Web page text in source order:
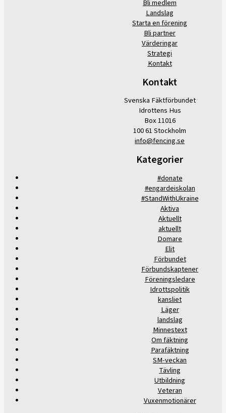
Bli medlem
Landslag
Starta en förening
Bli partner
Värderingar
Strategi
Kontakt
Kontakt
Svenska Fäktförbundet
Idrottens Hus
Box 11016
100 61 Stockholm
info@fencing.se
Kategorier
#donate
#engardeiskolan
#StandWithUkraine
Aktiva
Aktuellt
aktuellt
Domare
Elit
Förbundet
Förbundskaptener
Föreningsledare
Idrottspolitik
kansliet
Läger
landslag
Minnestext
Om fäktning
Parafäktning
SM-veckan
Tävling
Utbildning
Veteran
Vuxenmotionärer